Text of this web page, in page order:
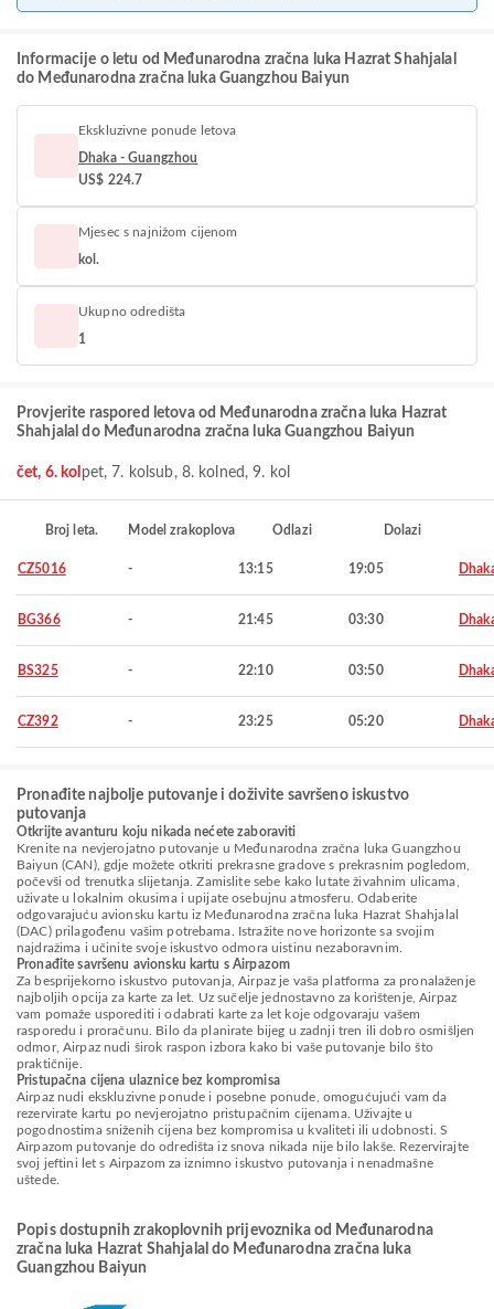
Informacije o letu od Međunarodna zračna luka Hazrat Shahjalal
do Međunarodna zračna luka Guangzhou Baiyun
Ekskluzivne ponude letova
Dhaka - Guangzhou
US$ 224.7
Mjesec s najnižom cijenom
kol.
Ukupno odredišta
1
Provjerite raspored letova od Međunarodna zračna luka Hazrat
Shahjalal do Međunarodna zračna luka Guangzhou Baiyun
čet, 6. kol pet, 7. kolsub, 8. kol ned, 9. kol
Broj leta. Model zrakoplova Odlazi Dolazi
CZ5016 - 13:15 19:05
BG366 - 21:45 03:30
BS325 - 22:10 03:50
CZ392 - 23:25 05:20
Pronađite najbolje putovanje i doživite savršeno iskustvo
putovanja
Otkrijte avanturu koju nikada nećete zaboraviti
Krenite na nevjerojatno putovanje u Međunarodna zračna luka Guangzhou
Baiyun (CAN), gdje možete otkriti prekrasne gradove s prekrasnim pogledom,
počevši od trenutka slijetanja. Zamislite sebe kako lutate živahnim ulicama,
uživate u lokalnim okusima i upijate osebujnu atmosferu. Odaberite
odgovarajuću avionsku kartu iz Međunarodna zračna luka Hazrat Shahjalal
(DAC) prilagođenu vašim potrebama. Istražite nove horizonte sa svojim
najdražima i učinite svoje iskustvo odmora uistinu nezaboravnim.
Pronađite savršenu avionsku kartu s Airpazom
Za besprijekorno iskustvo putovanja, Airpaz je vaša platforma za pronalaženje
najboljih opcija za karte za let. Uz sučelje jednostavno za korištenje, Airpaz
vam pomaže usporediti i odabrati karte za let koje odgovaraju vašem
rasporedu i proračunu. Bilo da planirate bijeg u zadnji tren ili dobro osmišljen
odmor, Airpaz nudi širok raspon izbora kako bi vaše putovanje bilo što
praktičnije.
Pristupačna cijena ulaznice bez kompromisa
Airpaz nudi ekskluzivne ponude i posebne ponude, omogućujući vam da
rezervirate kartu po nevjerojatno pristupačnim cijenama. Uživajte u
pogodnostima sniženih cijena bez kompromisa u kvaliteti ili udobnosti. S
Airpazom putovanje do odredišta iz snova nikada nije bilo lakše. Rezervirajte
svoj jeftini let s Airpazom za iznimno iskustvo putovanja i nenadmašne
uštede.
Popis dostupnih zrakoplovnih prijevoznika od Međunarodna
zračna luka Hazrat Shahjalal do Međunarodna zračna luka
Guangzhou Baiyun